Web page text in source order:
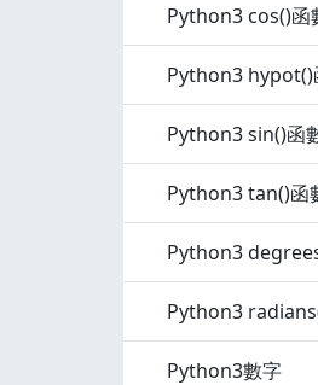
Python3 cos()函
Python3 hypot()
Python3 sin()函
Python3 tan()函
Python3
Python3
Python3數字